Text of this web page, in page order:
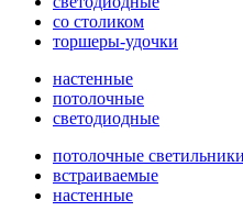
со столиком
торшеры-удочки
настенные
потолочные
светодиодные
потолочные
встраиваемые
настенные